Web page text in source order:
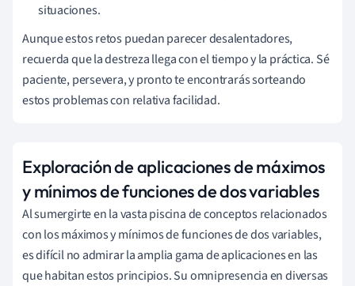
situaciones.
Aunque estos retos puedan parecer desalentadores,
recuerda que la destreza llega con el tiempo y la práctica. Sé
paciente, persevera, y pronto te encontrarás sorteando
estos problemas con relativa facilidad.
Exploración de aplicaciones de máximos
y mínimos de funciones de dos variables
Al sumergirte en la vasta piscina de conceptos relacionados
con los máximos y mínimos de funciones de dos variables,
es difícil no admirar la amplia gama de aplicaciones en las
que habitan estos principios. Su omnipresencia en diversas